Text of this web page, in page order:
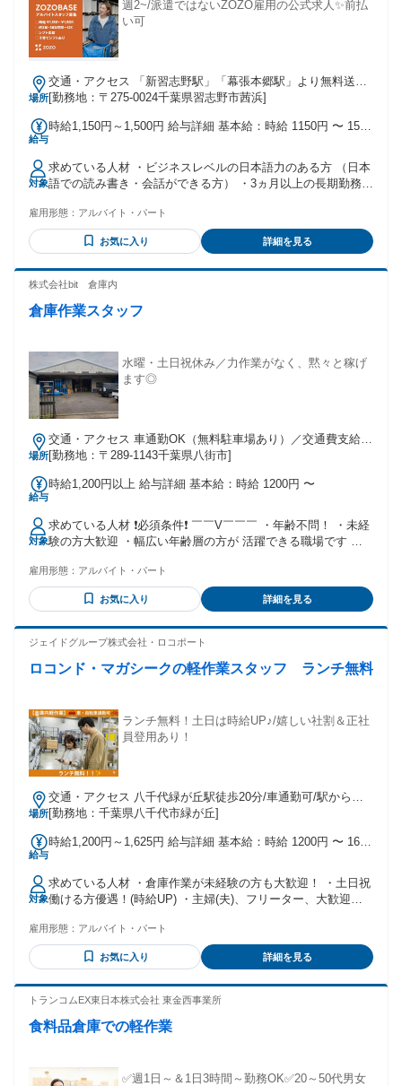
週2~/派遣ではないZOZO雇用の公式求人✨️前払
い可
場所
交通・アクセス 「新習志野駅」「幕張本郷駅」より無料送迎
バス運行中
[勤務地：〒275-0024千葉県習志野市茜浜]
給与
時給1,150円～1,500円 給与詳細 基本給：時給 1150円 〜 1500
月) ★リーダーは時給1,500円 - ◎週2・3日勤務の方 時給1,150
円～ ◎週4・5勤務の方 時給1,300円～1,500円 -
対象
求めている人材 ・ビジネスレベルの日本語力のある方 （日本
語での読み書き・会話ができる方） ・3ヵ月以上の長期勤務が
OK ・学歴不問 ・フリーターの方大歓迎 ・土日のみ勤務も大
歓迎 ・Wワーク勤務もOK ＼✦子育て中のしゅふさん多数活躍
中✦／ 夕飯前には帰れるシフトなので 退勤してそのまま買い
さん・パパさんを 応援しています✨️ - ファッション好き オシ
す！ -
雇用形態： アルバイト・パート
お気に入り 詳細を見る
株式会社bit 倉庫内
倉庫作業スタッフ
水曜・土日祝休み／力作業がなく、黙々と稼げ
ます◎
場所
交通・アクセス 車通勤OK（無料駐車場あり）／交通費支給あ
り
[勤務地：〒289-1143千葉県八街市]
給与
時給1,200円以上 給与詳細 基本給：時給 1200円 〜
対象
求めている人材 ❗必須条件❗ ￣￣V￣￣￣ ・年齢不問！ ・未経
験の方大歓迎 ・幅広い年齢層の方が 活躍できる職場です ＼
スで働きたい方 ・主婦（夫）さん歓迎 【こんな方にはピッタ
リ！】 ・未経験からスタートしてみたい方 ・曜日や時間を自
分で調整して働きたい方 ・簡単な作業でゆるく働きたい方
雇用形態： アルバイト・パート
お気に入り 詳細を見る
ジェイドグループ株式会社・ロコポート
ロコンド・マガシークの軽作業スタッフ ランチ無料
ランチ無料！土日は時給UP♪/嬉しい社割＆正社
員登用あり！
場所
交通・アクセス 八千代緑が丘駅徒歩20分/車通勤可/駅から電
動自転車の無料貸与あり
[勤務地：千葉県八千代市緑が丘]
給与
時給1,200円～1,625円 給与詳細 基本給：時給 1200円 〜 1625
土曜３０円・日祝５０円時給ＵＰ！
対象
求めている人材 ・倉庫作業が未経験の方も大歓迎！ ・土日祝
働ける方優遇！(時給UP) ・主婦(夫)、フリーター、大歓迎！
躍したい方大歓迎！ ・倉庫内作業、ピッキング、シール貼
り、梱包などの経験がある方大歓迎！
雇用形態： アルバイト・パート
お気に入り 詳細を見る
トランコムEX東日本株式会社 東金西事業所
食料品倉庫での軽作業
✅週1日～＆1日3時間～勤務OK✅20～50代男女